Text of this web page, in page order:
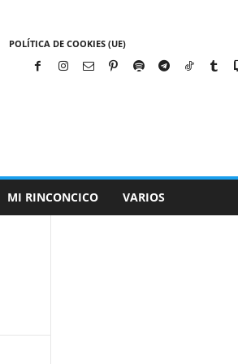
POLÍTICA DE COOKIES (UE)
MI RINCONCICO VARIOS